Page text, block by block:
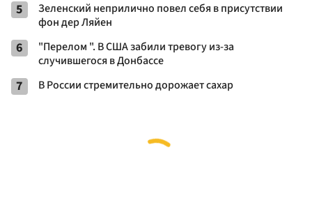
5
Зеленский неприлично повел cебя в присутствии
фон дер Ляйен
6
"Перелом ". В США забили тревогу из-за
случившегося в Донбассе
7 В России стремительно дорожает сахар